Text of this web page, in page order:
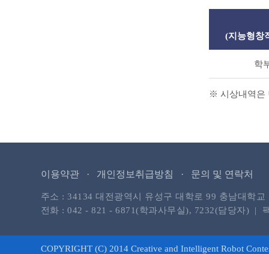
(지능형창
학
※ 시상내역은
이용약관 · 개인정보취급방침 · 문의 및 연락처
주소 : 34134 대전광역시 유성구 대학로 99 충남대학
전화 : 042 - 821 - 6871(학과사무실), 7232(담당자) |
COPYRIGHT (C) 2014 Creative and Intelligent Robot